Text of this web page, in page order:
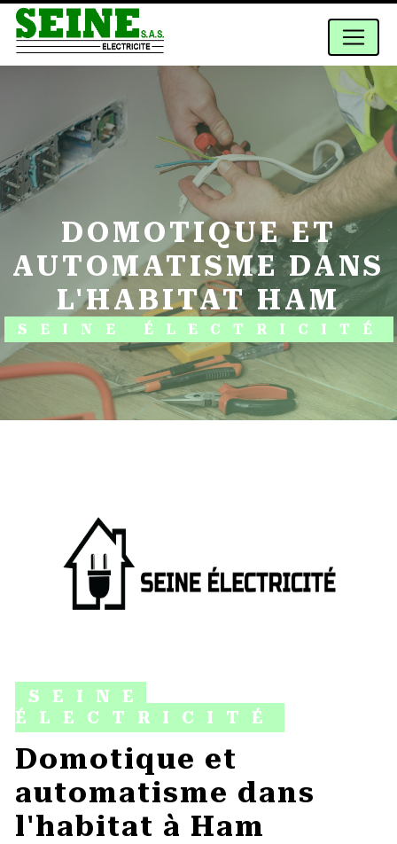
DOMOTIQUE ET
AUTOMATISME DANS
L'HABITAT HAM
SEINE ÉLECTRICITÉ
SEINE
ÉLECTRICITÉ
domotique et
automatisme dans
l'habitat à Ham
Panneau de gestion des cookies